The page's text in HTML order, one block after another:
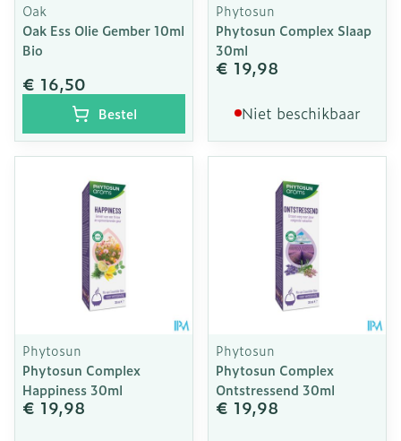
Oak
Oak Ess Olie Gember 10ml
Bio
€ 16,50
Bestel
Phytosun
Phytosun Complex Slaap
30ml
€ 19,98
Niet beschikbaar
Phytosun
Phytosun Complex
Happiness 30ml
€ 19,98
Phytosun
Phytosun Complex
Ontstressend 30ml
€ 19,98